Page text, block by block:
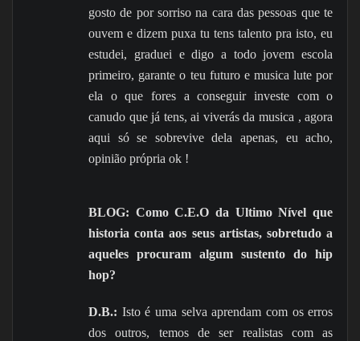
gosto de por sorriso na cara das pessoas que te
ouvem e dizem puxa tu tens talento pra isto, eu
estudei, graduei e digo a todo jovem escola
primeiro, garante o teu futuro e musica lute por
ela o que fores a conseguir investe com o
canudo que já tens, ai viverás da musica , agora
aqui só se sobrevive dela apenas, eu acho,
opinião própria ok !
BLOG: Como C.E.O da Ultimo Nível que
historia conta aos seus artistas, sobretudo a
aqueles procuram algum sustento do hip
hop?
D.B.: Isto é uma selva aprendam com os erros
dos outros, temos de ser realistas com as